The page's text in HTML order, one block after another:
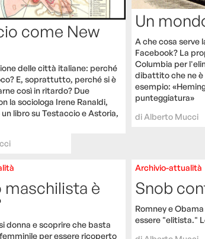
come New
delle città italiane: perché
E, soprattutto, perché si è
così in ritardo? Due
la sociologa Irene Ranaldi,
libro su Testaccio e Astoria,
Un
A che cosa serve
Facebook? La
Columbia per
dibattito che ne
esempio:
punteggiatura»
di Alberto Mucci
maschilista è
donna e scoprire che basta
per essere ricoperto
Archivio-attualità
Snob
Romney e
essere "elitista."